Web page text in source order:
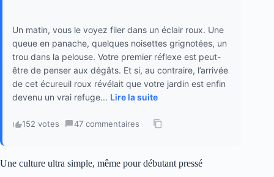
Un matin, vous le voyez filer dans un éclair roux. Une
queue en panache, quelques noisettes grignotées, un
trou dans la pelouse. Votre premier réflexe est peut-
être de penser aux dégâts. Et si, au contraire, l’arrivée
de cet écureuil roux révélait que votre jardin est enfin
devenu un vrai refuge... Lire la suite
152 votes · 47 commentaires ·
Une culture ultra simple, même pour débutant pressé